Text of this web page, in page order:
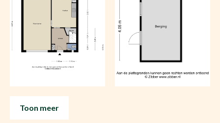
Toon meer